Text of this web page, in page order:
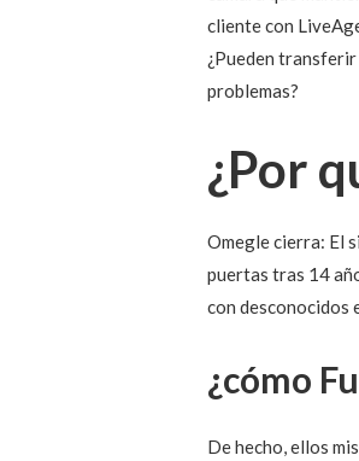
cliente con
¿Pueden
problemas?
¿Por
Omegle cierra: El
puertas tras 14
con desconocidos
¿cómo
De hecho, ellos